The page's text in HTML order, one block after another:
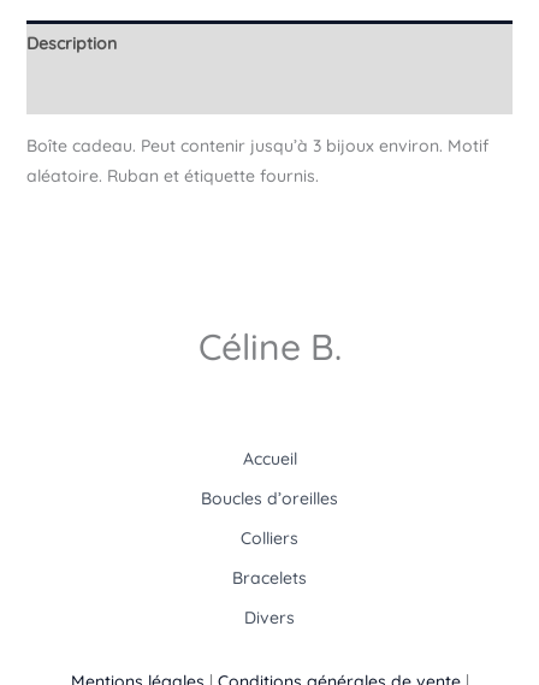
Description
Boîte cadeau. Peut contenir jusqu’à 3 bijoux environ. Motif
aléatoire. Ruban et étiquette fournis.
Céline B.
Accueil
Boucles d’oreilles
Colliers
Bracelets
Divers